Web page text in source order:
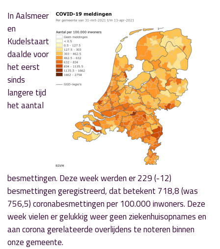
In Aalsmeer
en
Kudelstaart
daalde voor
het eerst
sinds
langere tijd
het aantal
besmettingen. Deze week werden er 229 (-12)
besmettingen geregistreerd, dat betekent 718,8 (was
756,5) coronabesmettingen per 100.000 inwoners. Deze
week vielen er gelukkig weer geen ziekenhuisopnames en
aan corona gerelateerde overlijdens te noteren binnen
onze gemeente.